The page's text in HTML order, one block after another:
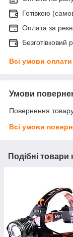
Готівкою
Оплата за
Безготівковий
Всі умови оплати
Умови
Повернення
Всі умови
Подібні товари